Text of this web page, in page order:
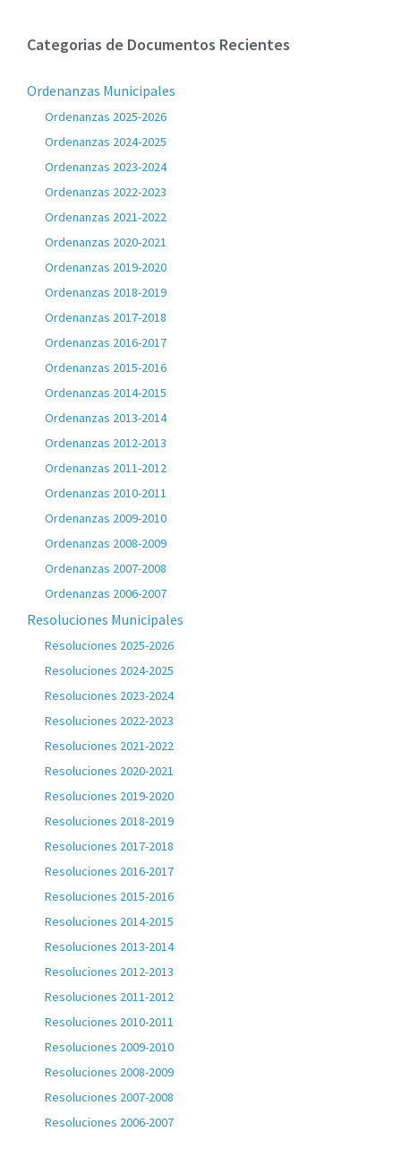
Categorias de Documentos Recientes
Ordenanzas Municipales
Ordenanzas 2025-2026
Ordenanzas 2024-2025
Ordenanzas 2023-2024
Ordenanzas 2022-2023
Ordenanzas 2021-2022
Ordenanzas 2020-2021
Ordenanzas 2019-2020
Ordenanzas 2018-2019
Ordenanzas 2017-2018
Ordenanzas 2016-2017
Ordenanzas 2015-2016
Ordenanzas 2014-2015
Ordenanzas 2013-2014
Ordenanzas 2012-2013
Ordenanzas 2011-2012
Ordenanzas 2010-2011
Ordenanzas 2009-2010
Ordenanzas 2008-2009
Ordenanzas 2007-2008
Ordenanzas 2006-2007
Resoluciones Municipales
Resoluciones 2025-2026
Resoluciones 2024-2025
Resoluciones 2023-2024
Resoluciones 2022-2023
Resoluciones 2021-2022
Resoluciones 2020-2021
Resoluciones 2019-2020
Resoluciones 2018-2019
Resoluciones 2017-2018
Resoluciones 2016-2017
Resoluciones 2015-2016
Resoluciones 2014-2015
Resoluciones 2013-2014
Resoluciones 2012-2013
Resoluciones 2011-2012
Resoluciones 2010-2011
Resoluciones 2009-2010
Resoluciones 2008-2009
Resoluciones 2007-2008
Resoluciones 2006-2007